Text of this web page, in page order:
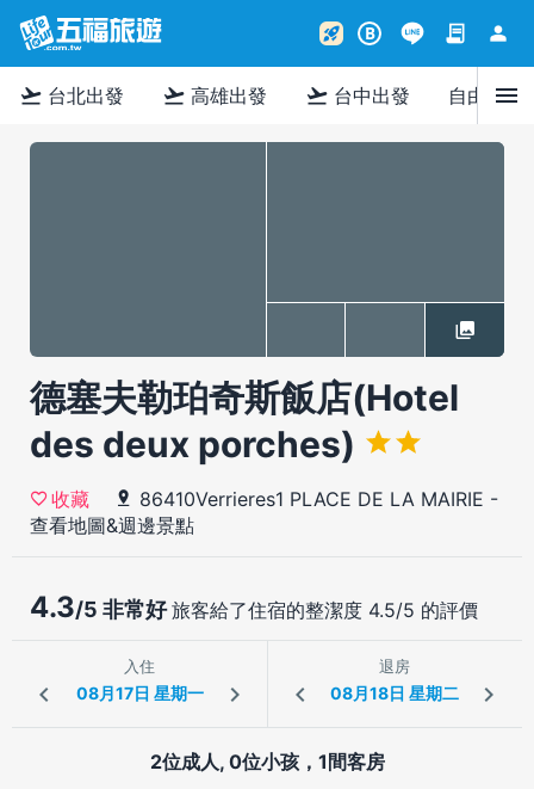
rocket_launch B contract person
flight_takeoff 台北出發 flight_takeoff 高雄出發 flight_takeoff 台中出發 自由行menu
德塞夫勒珀奇斯飯店(Hotel
des deux porches)
收藏 86410Verrieres1 PLACE DE LA MAIRIE -
查看地圖&週邊景點
4.3/5 非常好旅客給了住宿的整潔度 4.5/5 的評價
入住 退房
2位成人, 0位小孩，1間客房